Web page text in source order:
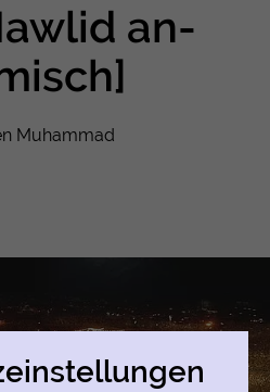
an-
Muhammad